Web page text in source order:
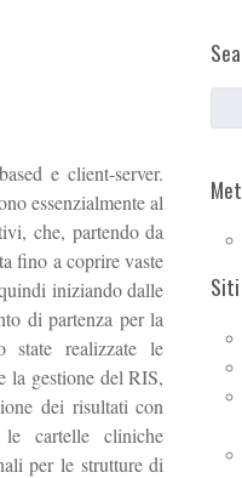
e client-server.
essenzialmente al
che, partendo da
fino a coprire vaste
iniziando dalle
di partenza per la
realizzate le
la gestione del RIS,
dei risultati con
le cartelle cliniche
per le strutture di